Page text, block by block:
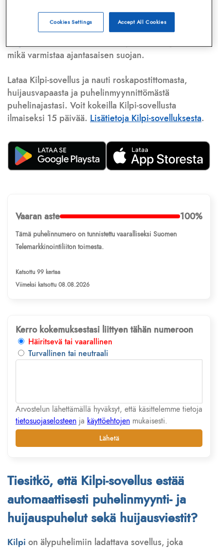
Lisäksi tunnistamme automaattisesti, jos kyseessä on
puhelinhuijarin numero, sähköpostiosoitetai
huijausviesti. Tietokantaamme päivitetään jatkuvasti,
mikä varmistaa ajantasaisen suojan.
Lataa Kilpi-sovellus ja nauti roskapostittomasta,
huijausvapaasta ja puhelinmyynnittömästä
puhelinajastasi. Voit kokeilla Kilpi-sovellusta
ilmaiseksi 15 päivää. Lisätietoja Kilpi-sovelluksesta.
Vaaran aste 100%
Tämä puhelinnumero on tunnistettu vaaralliseksi Suomen
Telemarkkinointiliiton toimesta.
Katsottu 99 kertaa
Viimeksi katsottu 08.08.2026
Kerro kokemuksestasi liittyen tähän numeroon
Häiritsevä tai vaarallinen
Turvallinen tai neutraali
Arvostelun lähettämällä hyväksyt, että käsittelemme tietoja
tietosuojaselosteen ja käyttöehtojen mukaisesti.
Lähetä
Tiesitkö, että Kilpi-sovellus estää
automaattisesti puhelinmyynti- ja
huijauspuhelut sekä huijausviestit?
Kilpi on älypuhelimiin ladattava sovellus, joka
Accept All Cookies
Cookies Settings